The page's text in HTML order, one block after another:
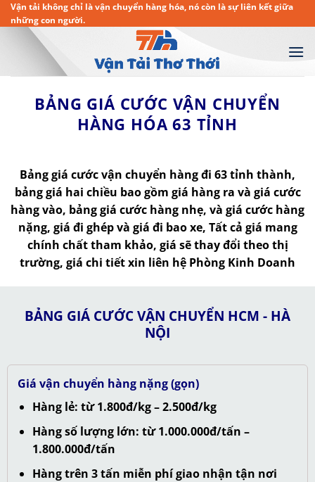
Chuyển
đến
Vận tải không chỉ là vận chuyển hàng hóa, nó còn là sự liên kết giữa
những con người.
BẢNG GIÁ CƯỚC VẬN CHUYỂN
HÀNG HÓA 63 TỈNH
Bảng giá cước vận chuyển hàng đi 63 tỉnh thành,
bảng giá hai chiều bao gồm giá hàng ra và giá cước
hàng vào, bảng giá cước hàng nhẹ, và giá cước hàng
nặng, giá đi ghép và giá đi bao xe, Tất cả giá mang
chính chất tham khảo, giá sẽ thay đổi theo thị
trường, giá chi tiết xin liên hệ Phòng Kinh Doanh
BẢNG GIÁ CƯỚC VẬN CHUYỂN HCM - HÀ
NỘI
Giá vận chuyển hàng nặng (gọn)
Hàng lẻ: từ 1.800đ/kg – 2.500đ/kg
Hàng số lượng lớn: từ 1.000.000đ/tấn –
1.800.000đ/tấn
Hàng trên 3 tấn miễn phí giao nhận tận nơi